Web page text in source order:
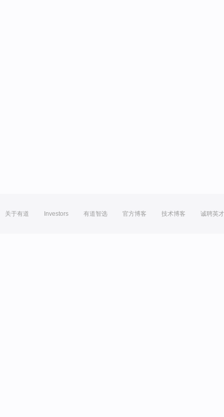
关于有道 Investors 有道智选 官方博客 技术博客 诚聘英才